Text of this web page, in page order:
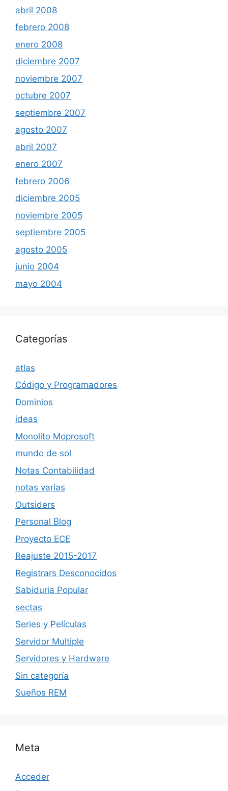
abril 2008
febrero 2008
enero 2008
diciembre 2007
noviembre 2007
octubre 2007
septiembre 2007
agosto 2007
abril 2007
enero 2007
febrero 2006
diciembre 2005
noviembre 2005
septiembre 2005
agosto 2005
junio 2004
mayo 2004
Categorías
atlas
Código y Programadores
Dominios
ideas
Monolito Moprosoft
mundo de sol
Notas Contabilidad
notas varias
Outsiders
Personal Blog
Proyecto ECE
Reajuste 2015-2017
Registrars Desconocidos
Sabiduria Popular
sectas
Series y Películas
Servidor Multiple
Servidores y Hardware
Sin categoría
Sueños REM
Meta
Acceder